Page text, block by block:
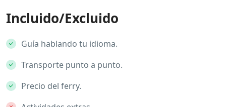
Incluido/Excluido
Guía hablando tu idioma.
Transporte punto a punto.
Precio del ferry.